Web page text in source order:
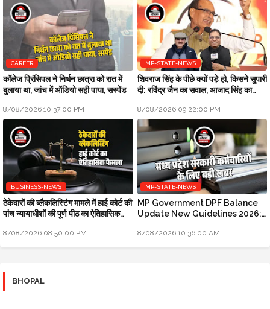
CAREER
कॉलेज प्रिंसिपल ने निर्धन छात्रा को रात में
बुलाया था, जांच में ऑडियो सही पाया, सस्पेंड
8/08/2026 10:37:00 PM
MP-STATE-NEWS
शिवराज सिंह के पीछे क्यों पड़े हो, किसने सुपारी
दी: रविंद्र जैन का सवाल, आजाद सिंह का
8/08/2026 09:22:00 PM
BUSINESS-NEWS
ठेकेदारों की ब्लैकलिस्टिंग मामले में हाई कोर्ट की
पांच न्यायाधीशों की पूर्ण पीठ का ऐतिहासिक
8/08/2026 08:50:00 PM
MP-STATE-NEWS
MP Government DPF Balance
Update New Guidelines 2026:
खबर
8/08/2026 10:36:00 AM
BHOPAL